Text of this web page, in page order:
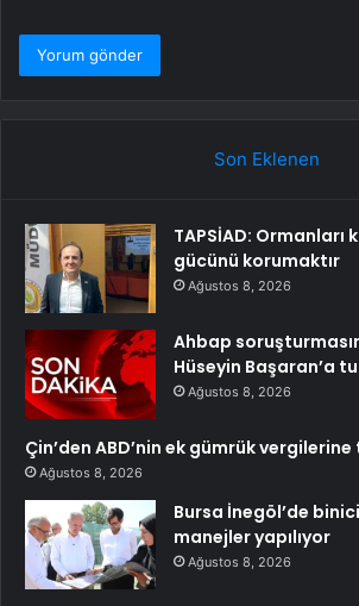
Son Eklenen
TAPSİAD:
gücünü korumaktır
Ağustos 8, 2026
Ahbap
Hüseyin Başaran’a
Ağustos 8, 2026
Çin’den ABD’nin ek gümrük
Ağustos 8, 2026
Bursa İnegöl’de
manejler yapılıyor
Ağustos 8, 2026